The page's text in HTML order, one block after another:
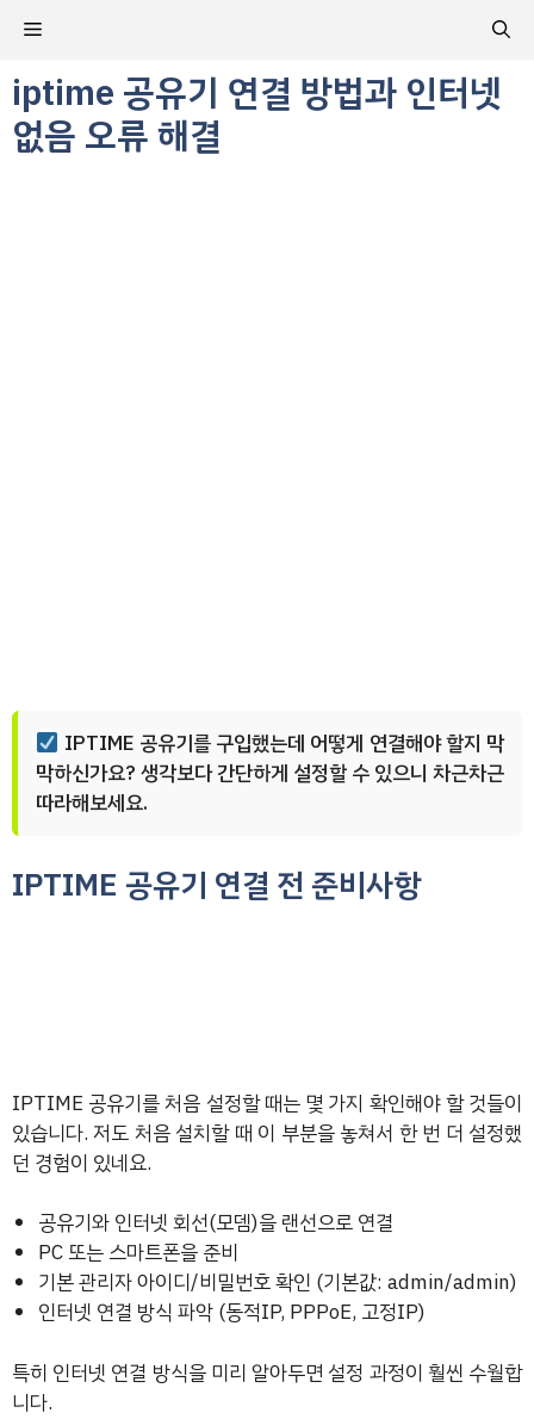
츠
로
건
메
뉴
iptime 공유기 연결 방법과 인터넷
없음 오류 해결
IPTIME 공유기를 구입했는데 어떻게 연결해야 할지 막
막하신가요? 생각보다 간단하게 설정할 수 있으니 차근차근
따라해보세요.
IPTIME 공유기 연결 전 준비사항
IPTIME 공유기를 처음 설정할 때는 몇 가지 확인해야 할 것들이
있습니다. 저도 처음 설치할 때 이 부분을 놓쳐서 한 번 더 설정했
던 경험이 있네요.
공유기와 인터넷 회선(모뎀)을 랜선으로 연결
PC 또는 스마트폰을 준비
기본 관리자 아이디/비밀번호 확인 (기본값: admin/admin)
인터넷 연결 방식 파악 (동적IP, PPPoE, 고정IP)
특히 인터넷 연결 방식을 미리 알아두면 설정 과정이 훨씬 수월합
니다.